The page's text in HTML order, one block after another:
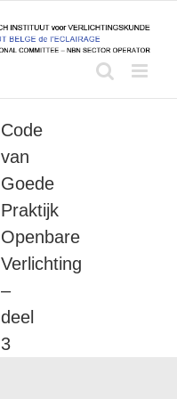
Code
van
Goede
Praktijk
Openbare
Verlichting
–
deel
3